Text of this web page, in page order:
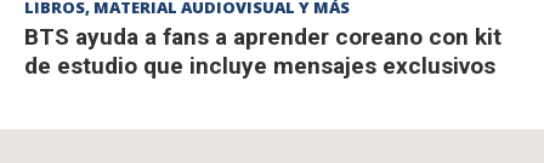
LIBROS, MATERIAL AUDIOVISUAL Y MÁS
BTS ayuda a fans a aprender coreano con kit
de estudio que incluye mensajes exclusivos